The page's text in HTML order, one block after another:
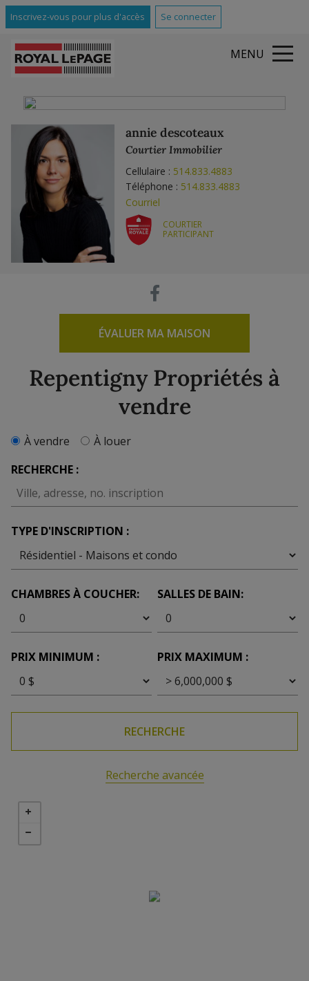
Inscrivez-vous pour plus d'accès Se connecter
MENU
annie descoteaux
Courtier Immobilier
Cellulaire : 514.833.4883
Téléphone : 514.833.4883
Courriel
COURTIER
PARTICIPANT
ÉVALUER MA MAISON
Repentigny Propriétés à
vendre
À vendre
À louer
RECHERCHE :
TYPE D'INSCRIPTION :
CHAMBRES À COUCHER: SALLES DE BAIN:
PRIX MINIMUM : PRIX MAXIMUM :
RECHERCHE
Recherche avancée